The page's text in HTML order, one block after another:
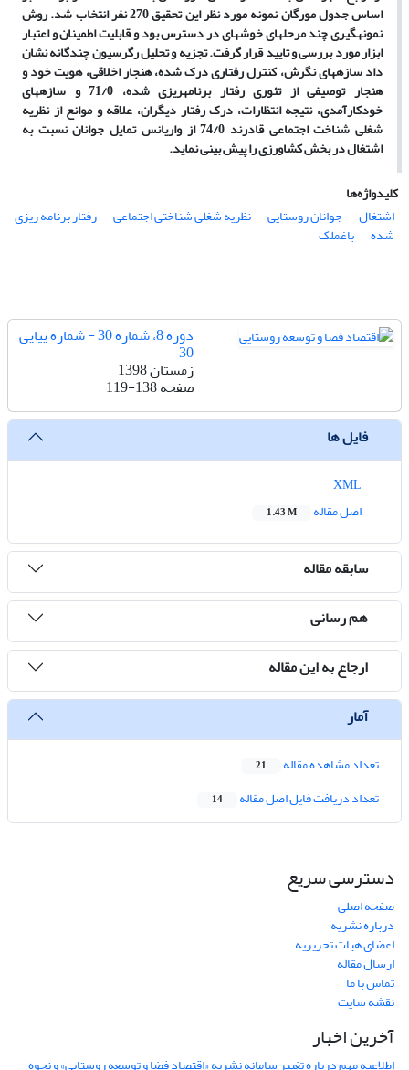
اساس جدول مورگان نمونه مورد نظر این تحقیق 270 نفر انتخاب شد .روش
نمونه­گیری چند مرحله­ای خوشه­ای در دسترسبودوقابلیت اطمینان و اعتبار
ابزار مورد بررسی و تایید قرار گرفت.تجزیه و تحلیل رگرسیون چندگانه نشان
داد سازه­هاینگرش، کنترل رفتاری درک شده، هنجار اخلاقی، هویت خود و
هنجار توصیفی از تئوری رفتار برنامه­ریزی شده، 71/0 و سازه­های
خودکارآمدی، نتیجه انتظارات، درک رفتار دیگران، علاقه و موانع از نظریه
شغلی شناخت اجتماعی قادرند 74/0 از واریانس تمایل جوانان نسبت به
اشتغال در بخش کشاورزی را پیش بینی نماید.
کلیدواژه‌ها
اشتغال
جوانان روستایی نظریه شغلی شناختی اجتماعی رفتار برنامه ریزی
شده باغملک
دوره 8، شماره 30 - شماره پیاپی
30
زمستان 1398
صفحه119-138
فایل ها
اصل مقاله
1.43 M
سابقه مقاله
هم رسانی
ارجاع به این مقاله
آمار
تعداد مشاهده مقاله 21
تعداد دریافت فایل اصل مقاله 14
دسترسی سریع
صفحه اصلی
درباره نشریه
اعضای هیات تحریریه
ارسال مقاله
تماس با ما
نقشه سایت
آخرین اخبار